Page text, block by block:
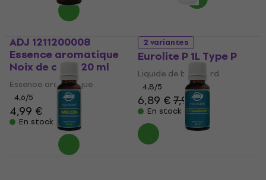
ADJ 1211200008
Essence aromatique
Noix de coco 20 ml
Essence aromatique
4,6/5
4,99 €
En stock
2 variantes
Eurolite P 1L Type P
Liquide de brouillard
4,8/5
6,89 €7,99 €
En stock